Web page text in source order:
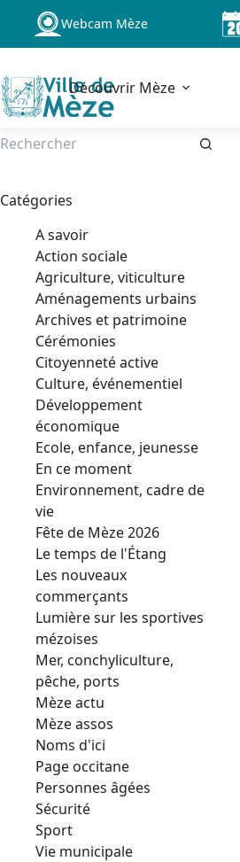
Passer
contenu
Webcam Mèze
Découvrir Mèze
Catégories
A savoir
Action sociale
Agriculture, viticulture
Aménagements urbains
Archives et patrimoine
Cérémonies
Citoyenneté active
Culture, événementiel
Développement
économique
Ecole, enfance, jeunesse
En ce moment
Environnement, cadre de
vie
Fête de Mèze 2026
Le temps de l'Étang
Les nouveaux
commerçants
Lumière sur les sportives
mézoises
Mer, conchyliculture,
pêche, ports
Mèze actu
Mèze assos
Noms d'ici
Page occitane
Personnes âgées
Sécurité
Sport
Vie municipale